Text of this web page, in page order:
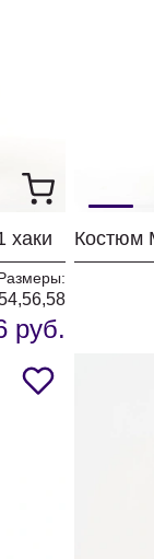
хаки
руб.